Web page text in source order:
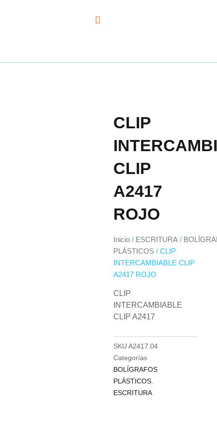
CLIP
CLIP
A2417
ROJO
Inicio / ESCRITURA /
PLÁSTICOS / CLIP
INTERCAMBIABLE CLIP
A2417 ROJO
CLIP
INTERCAMBIABLE
CLIP A2417
SKU A2417.04
Categorías
BOLÍGRAFOS
PLÁSTICOS
ESCRITURA